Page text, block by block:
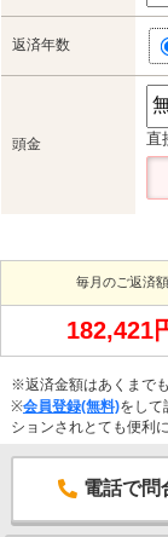
返済年数
頭金 直
毎月のご返済額
182,421
※返済金額はあくまでも
※会員登録(無料)をして
ションされとても便利
電話で問